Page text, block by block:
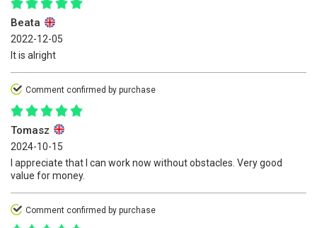
Beata
2022-12-05
It is alright
Comment confirmed by purchase
Tomasz
2024-10-15
I appreciate that I can work now without obstacles. Very good
value for money.
Comment confirmed by purchase